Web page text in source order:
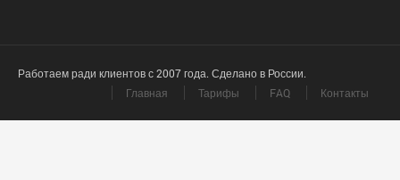
Работаем ради клиентов с 2007 года. Сделано в России.
Главная
Тарифы FAQ Контакты